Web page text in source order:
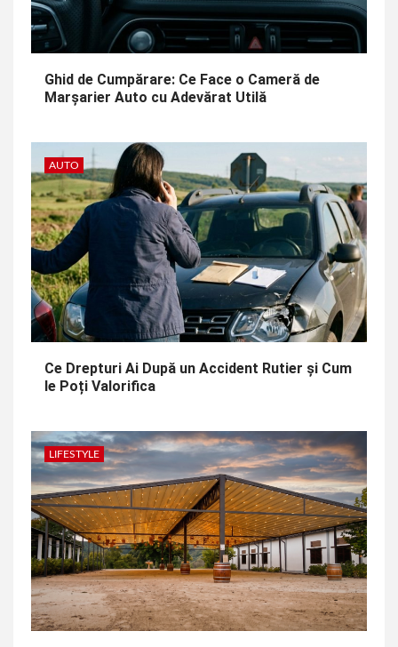
Ghid de Cumpărare: Ce Face o Cameră de
Marșarier Auto cu Adevărat Utilă
AUTO
Ce Drepturi Ai După un Accident Rutier și Cum
le Poți Valorifica
LIFESTYLE